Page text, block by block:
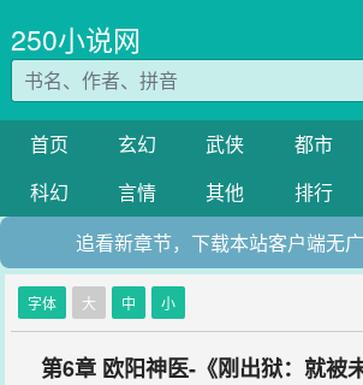
250小说网
首页 玄幻 武侠 都市
科幻
言情 其他 排行
追看新章节，下载本站客户端无
字体 大 中 小
第6章 欧阳神医-《刚出狱：就被